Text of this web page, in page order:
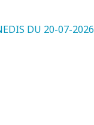
DU 20-07-2026